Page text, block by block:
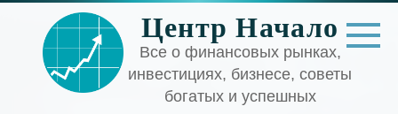
Перейти
контенту
Центр Начало
Все о финансовых рынках,
инвестициях, бизнесе, советы
богатых и успешных